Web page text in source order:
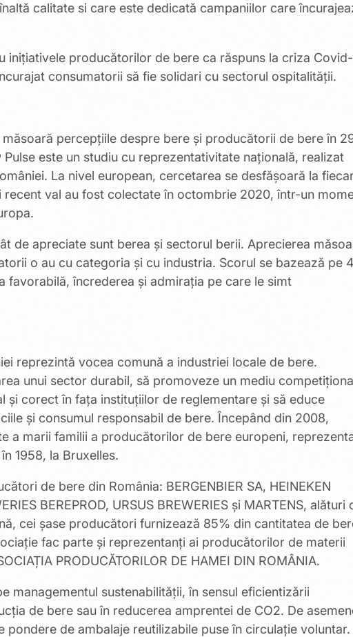
calitate si care este dedicată campaniilor care
inițiativele producătorilor de bere ca răspuns la criza
consumatorii să fie solidari cu sectorul ospitalității.
percepțiile despre bere și producătorii de bere în
este un studiu cu reprezentativitate națională, realizat
La nivel european, cercetarea se desfășoară la
recent val au fost colectate în octombrie 2020, într-un
de apreciate sunt berea și sectorul berii. Aprecierea
o au cu categoria și cu industria. Scorul se bazează pe
favorabilă, încrederea și admirația pe care le simt
reprezintă vocea comună a industriei locale de bere.
unui sector durabil, să promoveze un mediu
și corect în fața instituțiilor de reglementare și să educe
și consumul responsabil de bere. Începând din 2008,
a marii familii a producătorilor de bere europeni,
1958, la Bruxelles.
de bere din România: BERGENBIER SA, HEINEKEN
BEREPROD, URSUS BREWERIES și MARTENS, alături
cei șase producători furnizează 85% din cantitatea de
fac parte și reprezentanți ai producătorilor de materii
PRODUCĂTORILOR DE HAMEI DIN ROMÂNIA.
managementul sustenabilității, în sensul eficientizării
de bere sau în reducerea amprentei de CO2. De
de ambalaje reutilizabile puse în circulație voluntar.